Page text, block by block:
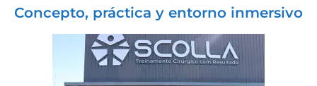
Concepto, práctica y entorno inmersivo